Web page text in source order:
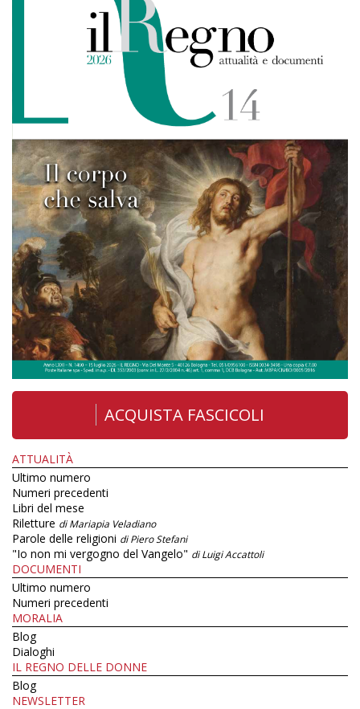
ACQUISTA FASCICOLI
ATTUALITÀ
Ultimo numero
Numeri precedenti
Libri del mese
Riletture di Mariapia Veladiano
Parole delle religioni di Piero Stefani
"Io non mi vergogno del Vangelo" di Luigi Accattoli
DOCUMENTI
Ultimo numero
Numeri precedenti
MORALIA
Blog
Dialoghi
IL REGNO DELLE DONNE
Blog
NEWSLETTER